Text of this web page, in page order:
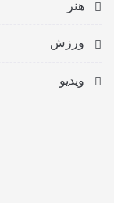
هنر
ورزش
ویدیو